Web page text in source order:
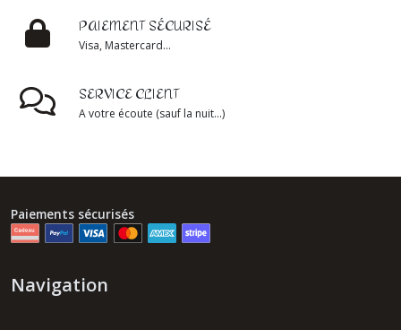
PAIEMENT SÉCURISÉ
Visa, Mastercard...
SERVICE CLIENT
A votre écoute (sauf la nuit...)
Paiements sécurisés
Navigation